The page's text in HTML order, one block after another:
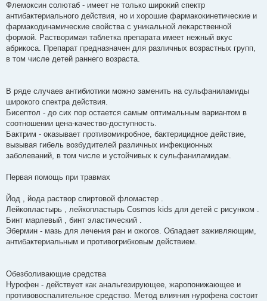
Флемоксин солютаб - имеет не только широкий спектр
антибактериального действия, но и хорошие фармакокинетические и
фармакодинамические свойства с уникальной лекарственной
формой. Растворимая таблетка препарата имеет нежный вкус
абрикоса. Препарат предназначен для различных возрастных групп,
в том числе детей раннего возраста.
В ряде случаев антибиотики можно заменить на сульфаниламиды
широкого спектра действия.
Бисептол - до сих пор остается самым оптимальным вариантом в
соотношении цена-качество-доступность.
Бактрим - оказывает противомикробное, бактерицидное действие,
вызывая гибель возбудителей различных инфекционных
заболеваний, в том числе и устойчивых к сульфаниламидам.
Первая помощь при травмах
Йод , йода раствор спиртовой фломастер .
Лейкопластырь , лейкопластырь Cosmos kids для детей с рисунком .
Бинт марлевый , бинт эластический .
Эбермин - мазь для лечения ран и ожогов. Обладает заживляющим,
антибактериальным и противогрибковым действием.
Обезболивающие средства
Нурофен - действует как анальгезирующее, жаропонижающее и
противовоспалительное средство. Метод влияния нурофена состоит